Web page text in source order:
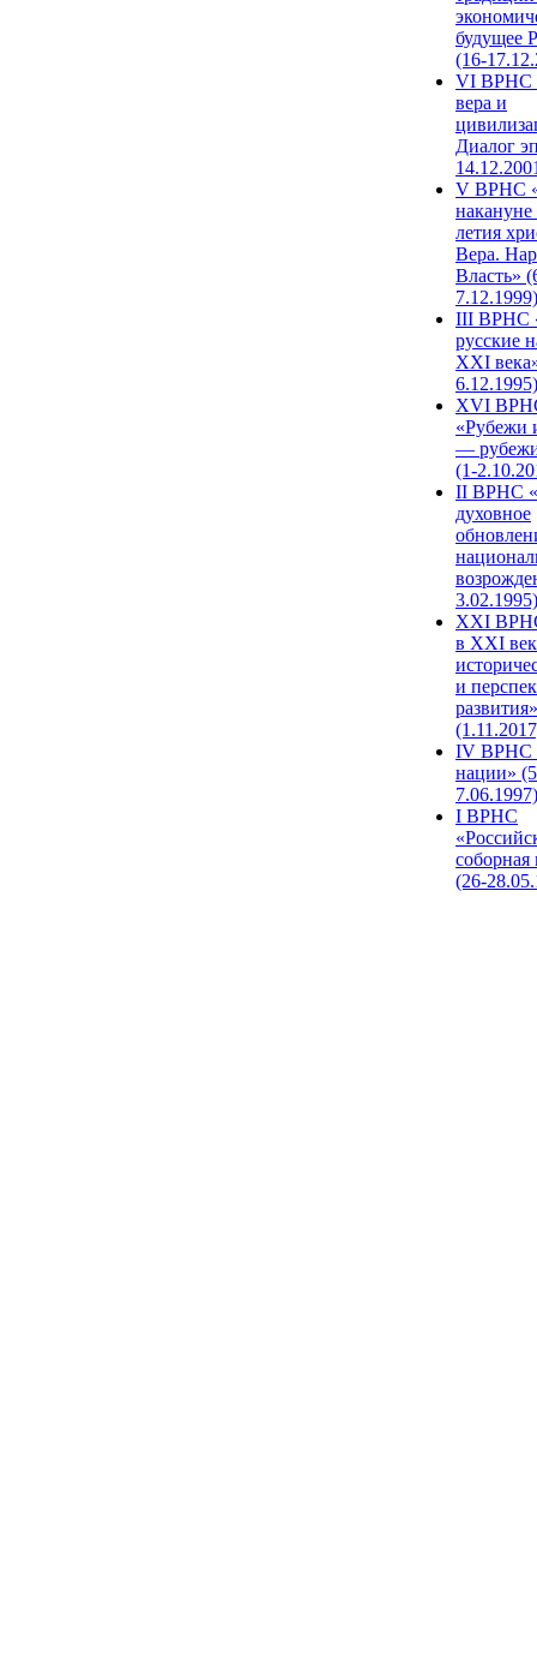
будущее
(16-
VI ВРНС
вера и
Диалог
V ВРНС
накануне
летия
Вера.
Власть»
7.12.1999)
III ВРНС
русские
XXI
6.12.1995)
XVI
«Рубежи
—
(1-
II ВРНС
духовное
3.02.1995)
XХI
в XXI
и
развития»
IV ВРНС
нации»
7.06.1997)
I ВРНС
(26-